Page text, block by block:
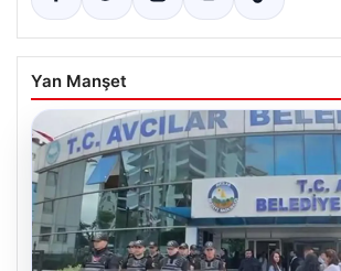
Yan Manşet